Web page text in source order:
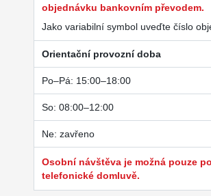
objednávku bankovním převodem.
Jako variabilní symbol uveďte číslo
Orientační provozní doba
Po–Pá: 15:00–18:00
So: 08:00–12:00
Ne: zavřeno
Osobní návštěva je možná pouze
telefonické domluvě.